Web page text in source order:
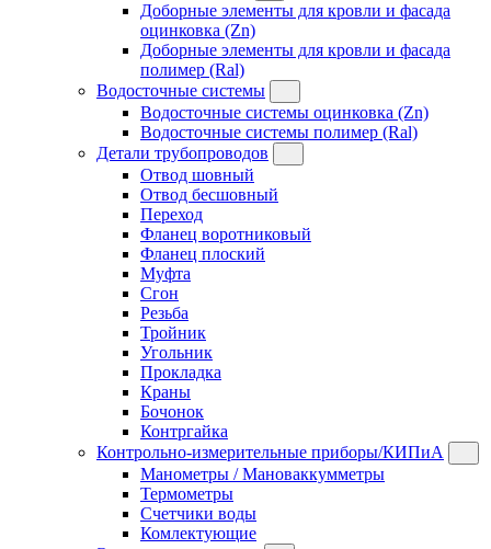
Доборные элементы для кровли и фасада
оцинковка (Zn)
Доборные элементы для кровли и фасада
полимер (Ral)
Водосточные системы
Водосточные системы оцинковка (Zn)
Водосточные системы полимер (Ral)
Детали трубопроводов
Отвод шовный
Отвод бесшовный
Переход
Фланец воротниковый
Фланец плоский
Муфта
Сгон
Резьба
Тройник
Угольник
Прокладка
Краны
Бочонок
Контргайка
Контрольно-измерительные приборы/КИПиА
Манометры / Мановаккумметры
Термометры
Счетчики воды
Комлектующие